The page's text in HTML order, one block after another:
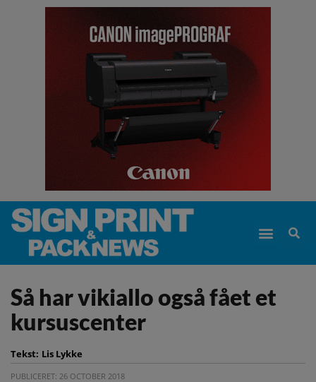
Så har vikiallo også fået et
kursuscenter
Tekst: Lis Lykke
PUBLICERET: 26 OCTOBER 2018